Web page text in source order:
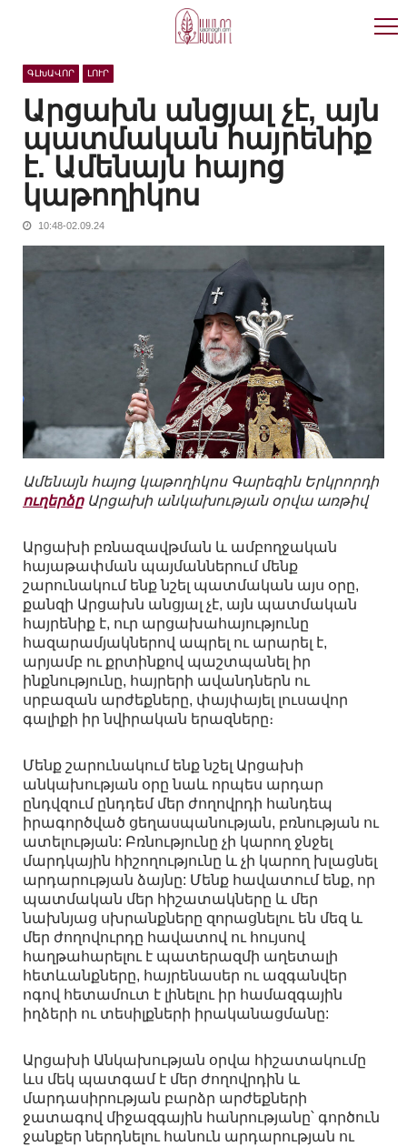
ԳԼԽԱՎՈՐ ԼՈՒՐ
Արցախն անցյալ չէ, այն
պատմական հայրենիք
է. Ամենայն հայոց
կաթողիկոս
10:48-02.09.24
Ամենայն հայոց կաթողիկոս Գարեգին Երկրորդի
ուղերձըԱրցախի անկախության օրվա առթիվ
Արցախի բռնազավթման և ամբողջական
հայաթափման պայմաններում մենք
շարունակում ենք նշել պատմական այս օրը,
քանզի Արցախն անցյալ չէ, այն պատմական
հայրենիք է, ուր արցախահայությունը
հազարամյակներով ապրել ու արարել է,
արյամբ ու քրտինքով պաշտպանել իր
ինքնությունը, հայրերի ավանդներն ու
սրբազան արժեքները, փայփայել լուսավոր
գալիքի իր նվիրական երազները։
Մենք շարունակում ենք նշել Արցախի
անկախության օրը նաև որպես արդար
ընդվզում ընդդեմ մեր ժողովրդի հանդեպ
իրագործված ցեղասպանության, բռնության ու
ատելության: Բռնությունը չի կարող ջնջել
մարդկային հիշողությունը և չի կարող խլացնել
արդարության ձայնը: Մենք հավատում ենք, որ
պատմական մեր հիշատակները և մեր
նախնյաց սխրանքները զորացնելու են մեզ և
մեր ժողովուրդը հավատով ու հույսով
հաղթահարելու է պատերազմի աղետալի
հետևանքները, հայրենասեր ու ազգանվեր
ոգով հետամուտ է լինելու իր համազգային
իղձերի ու տեսիլքների իրականացմանը:
Արցախի Անկախության օրվա հիշատակումը
ևս մեկ պատգամ է մեր ժողովրդին և
մարդասիրության բարձր արժեքների
ջատագով միջազգային հանրությանը՝ գործուն
ջանքեր ներդնելու հանուն արդարության ու